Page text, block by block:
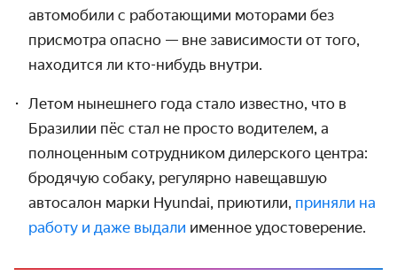
автомобили с работающими моторами без
присмотра опасно — вне зависимости от того,
находится ли кто-нибудь внутри.
Летом нынешнего года стало известно, что в
Бразилии пёс стал не просто водителем, а
полноценным сотрудником дилерского центра:
бродячую собаку, регулярно навещавшую
автосалон марки Hyundai, приютили, приняли на
работу и даже выдали именное удостоверение.